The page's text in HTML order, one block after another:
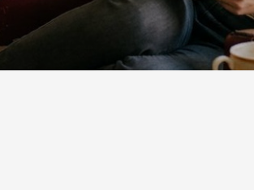
espace public